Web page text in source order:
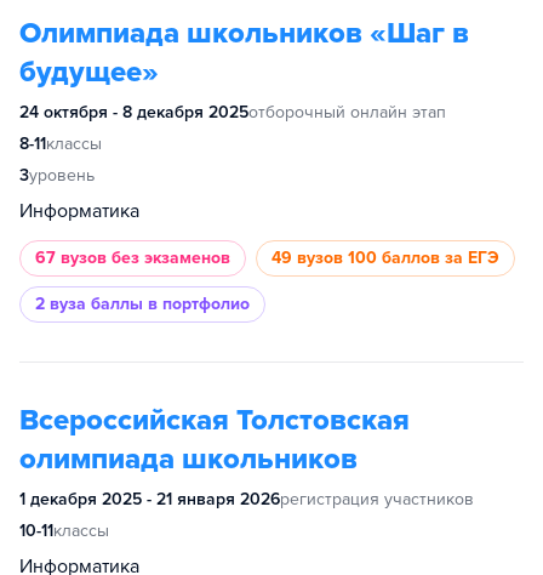
Олимпиада школьников «Шаг в
будущее»
24 октября - 8 декабря 2025отборочный онлайн этап
8-11классы
3уровень
Информатика
67 вузов без экзаменов 49 вузов 100 баллов за ЕГЭ
2 вуза баллы в портфолио
Всероссийская Толстовская
олимпиада школьников
1 декабря 2025 - 21 января 2026регистрация участников
10-11классы
Информатика